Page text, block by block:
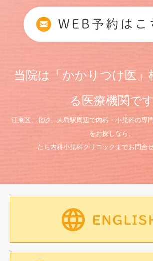
当院は「かかりつけ医」
る医療機関で
江東区、北砂、大島駅周辺で内科・小児科の専
をお探しなら、
たち内科小児科クリニックまでお問合